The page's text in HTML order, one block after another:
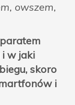
owszem,
i w jaki
skoro
i